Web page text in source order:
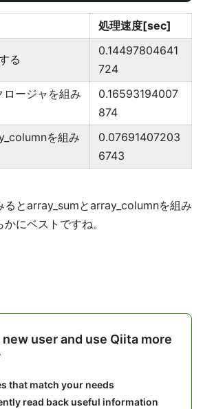
処理速度[sec]
る
0.14497804641
724
ージャを組み
0.16593194007
874
を組み
0.07691407203
6743
るとarray_sumとarray_columnを組み
にベストですね。
new user and use Qiita more
that match your needs
read back useful information